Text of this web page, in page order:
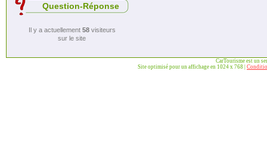
Question-Réponse
Il y a actuellement 58visiteurs
sur le site
CarTourisme est un
Site optimisé pour un affichage en 1024 x 768 |